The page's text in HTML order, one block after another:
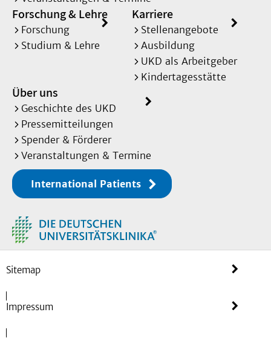
Forschung & Lehre
Forschung
Studium & Lehre
Karriere
Stellenangebote
Ausbildung
UKD als Arbeitgeber
Kindertagesstätte
Über uns
Geschichte des UKD
Pressemitteilungen
Spender & Förderer
Veranstaltungen & Termine
International Patients
Sitemap
Impressum